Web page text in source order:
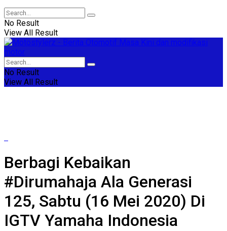
No Result
View All Result
No Result
View All Result
Berbagi Kebaikan
#Dirumahaja Ala Generasi
125, Sabtu (16 Mei 2020) Di
IGTV Yamaha Indonesia